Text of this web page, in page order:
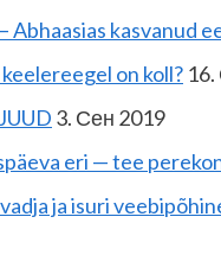
Abhaasias kasvanud
on koll?
3. Сен 2019
eri — tee
ja isuri